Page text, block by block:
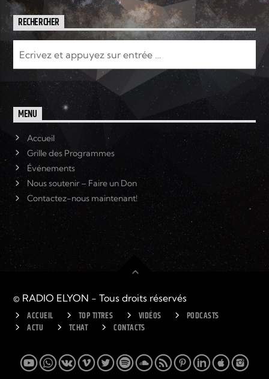
RECHERCHER
MENU
Accueil
Grille des Programmes
Événements
Nous soutenir – Faire un Don
Contactez-nous maintenant!
© RADIO ELYON - Tous droits réservés
ACCUEIL TOP TITRES VIDÉOS
PODCASTS
ACTU
TCHAT CONTACTS